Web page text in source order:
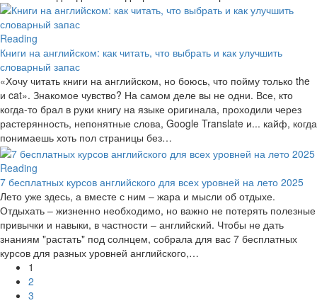
Reading
Книги на английском: как читать, что выбрать и как улучшить
словарный запас
«Хочу читать книги на английском, но боюсь, что пойму только the
и cat». Знакомое чувство? На самом деле вы не одни. Все, кто
когда-то брал в руки книгу на языке оригинала, проходили через
растерянность, непонятные слова, Google Translate и... кайф, когда
понимаешь хоть пол страницы без…
Reading
7 бесплатных курсов английского для всех уровней на лето 2025
Лето уже здесь, а вместе с ним – жара и мысли об отдыхе.
Отдыхать – жизненно необходимо, но важно не потерять полезные
привычки и навыки, в частности – английский. Чтобы не дать
знаниям "растать" под солнцем, собрала для вас 7 бесплатных
курсов для разных уровней английского,…
1
2
3